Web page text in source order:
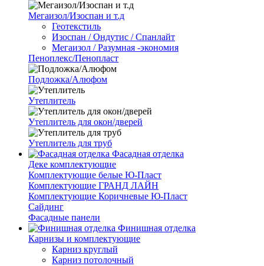
Мегаизол/Изоспан и т.д
Геотекстиль
Изоспан / Ондутис / Спанлайт
Мегаизол / Разумная -экономия
Пеноплекс/Пенопласт
Подложка/Алюфом
Утеплитель
Утеплитель для окон/дверей
Утеплитель для труб
Фасадная отделка
Деке комплектующие
Комплектующие белые Ю-Пласт
Комплектующие ГРАНД ЛАЙН
Комплектующие Коричневые Ю-Пласт
Сайдинг
Фасадные панели
Финишная отделка
Карнизы и комплектующие
Карниз круглый
Карниз потолочный